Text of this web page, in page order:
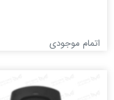
اتمام موجودی